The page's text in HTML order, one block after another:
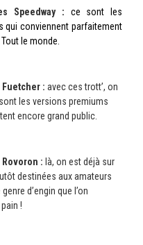
Speedway: ce sont les
qui conviennent parfaitement
le monde.
: avec ces trott’, on
les versions premiums
encore grand public.
: là, on est déjà sur
destinées aux amateurs
d’engin que l’on
!